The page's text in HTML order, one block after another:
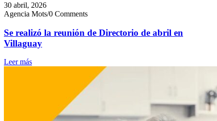
30 abril, 2026
Agencia Mots/0 Comments
Se realizó la reunión de Directorio de abril en
Villaguay
Leer más